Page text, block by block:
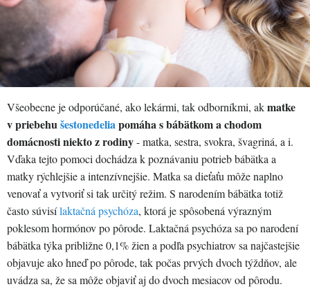
Všeobecne je odporúčané, ako lekármi, tak odborníkmi, akmatke
v priebehušestonedeliapomáha s bábätkom a chodom
domácnosti niekto z rodiny- matka, sestra, svokra, švagriná, a i.
Vďaka tejto pomoci dochádza k poznávaniu potrieb bábätka a
matky rýchlejšie a intenzívnejšie. Matka sa dieťaťu môže naplno
venovať a vytvoriť si tak určitý režim. S narodením bábätka totiž
často súvisílaktačná psychóza, ktorá je spôsobená výrazným
poklesom hormónov po pôrode. Laktačná psychóza sa po narodení
bábätka týka približne 0,1% žien a podľa psychiatrov sa najčastejšie
objavuje ako hneď po pôrode, tak počas prvých dvoch týždňov, ale
uvádza sa, že sa môže objaviť aj do dvoch mesiacov od pôrodu.